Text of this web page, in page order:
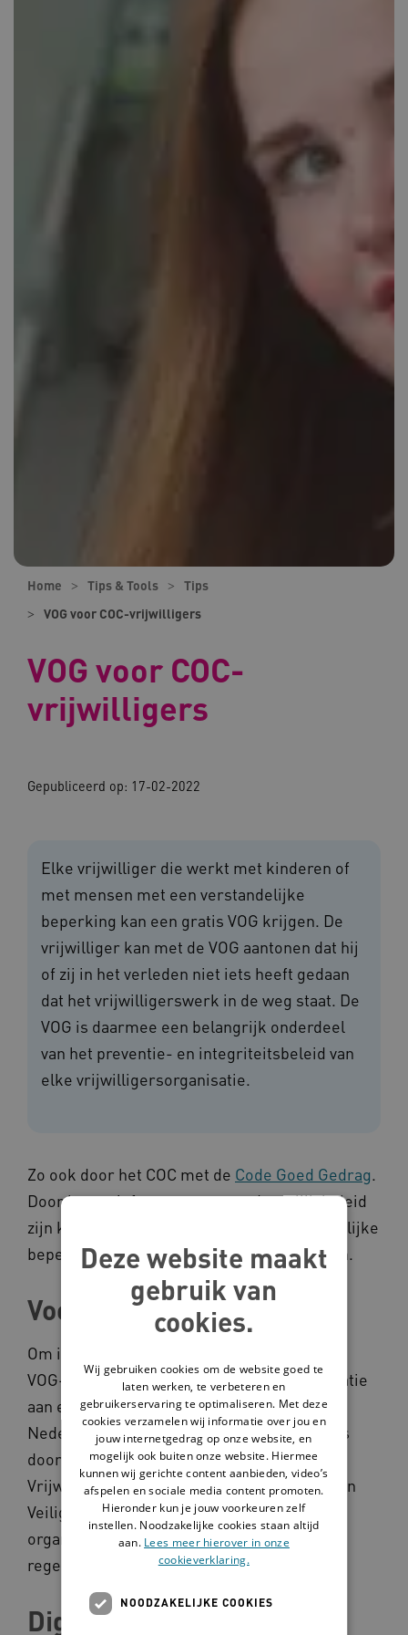
Home Tips & Tools
Tips
VOG voor COC-vrijwilligers
VOG voor COC-
vrijwilligers
Gepubliceerd op: 17-02-2022
Elke vrijwilliger die werkt met kinderen of
met mensen met een verstandelijke
beperking kan een gratis VOG krijgen. De
vrijwilliger kan met de VOG aantonen dat hij
of zij in het verleden niet iets heeft gedaan
dat het vrijwilligerswerk in de weg staat. De
VOG is daarmee een belangrijk onderdeel
van het preventie- en integriteitsbeleid van
elke vrijwilligersorganisatie.
Zo ook door het COC met de Code Goed Gedrag.
Door het actief voeren van een dergelijk beleid
zijn kinderen en mensen met een verstandelijke
beperking bij het COC echt in veilige handen.
Voorwaarden
Om in aanmerking te komen voor de gratis
VOG-regeling, moet de vrijwilligersorganisatie
aan een aantal voorwaarden voldoen. COC
Nederland voldoet aan de voorwaarden en is
door Vereniging Nederlandse Organisaties
Vrijwilligerswerk (NOV) en het ministerie van
Veiligheid en Justitie geaccepteerd als
organisatie die gebruik kan maken van de
regeling.
Digitaal aanvragen
Deze website maakt
gebruik van
cookies.
Wij gebruiken cookies om de website goed te
laten werken, te verbeteren en
gebruikerservaring te optimaliseren. Met deze
cookies verzamelen wij informatie over jou en
jouw internetgedrag op onze website, en
mogelijk ook buiten onze website. Hiermee
kunnen wij gerichte content aanbieden, video’s
afspelen en sociale media content promoten.
Hieronder kun je jouw voorkeuren zelf
instellen. Noodzakelijke cookies staan altijd
aan. Lees meer hierover in onze
cookieverklaring.
NOODZAKELIJKE COOKIES